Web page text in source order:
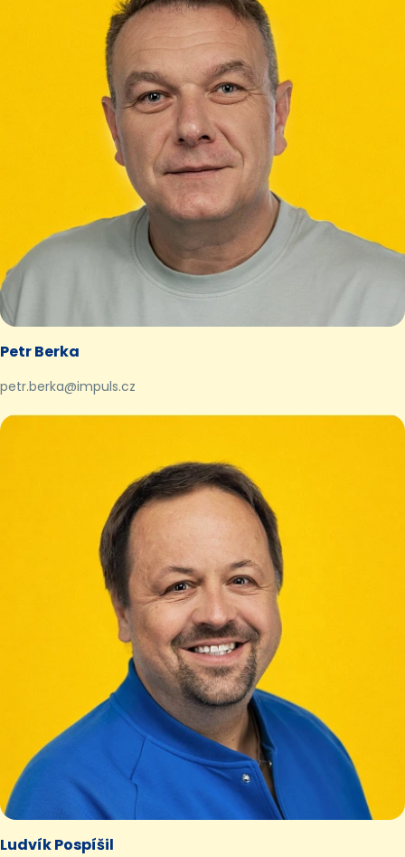
Petr Berka
petr.berka@impuls.cz
Ludvík Pospíšil